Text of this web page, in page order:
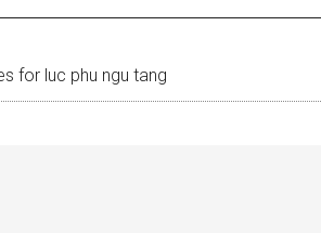
for luc phu ngu tang